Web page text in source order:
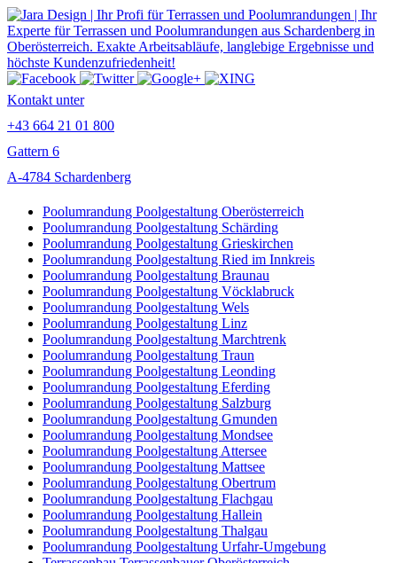
Kontakt unter
+43 664 21 01 800
Gattern 6
A-4784 Schardenberg
Poolumrandung Poolgestaltung Oberösterreich
Poolumrandung Poolgestaltung Schärding
Poolumrandung Poolgestaltung Grieskirchen
Poolumrandung Poolgestaltung Ried im Innkreis
Poolumrandung Poolgestaltung Braunau
Poolumrandung Poolgestaltung Vöcklabruck
Poolumrandung Poolgestaltung Wels
Poolumrandung Poolgestaltung Linz
Poolumrandung Poolgestaltung Marchtrenk
Poolumrandung Poolgestaltung Traun
Poolumrandung Poolgestaltung Leonding
Poolumrandung Poolgestaltung Eferding
Poolumrandung Poolgestaltung Salzburg
Poolumrandung Poolgestaltung Gmunden
Poolumrandung Poolgestaltung Mondsee
Poolumrandung Poolgestaltung Attersee
Poolumrandung Poolgestaltung Mattsee
Poolumrandung Poolgestaltung Obertrum
Poolumrandung Poolgestaltung Flachgau
Poolumrandung Poolgestaltung Hallein
Poolumrandung Poolgestaltung Thalgau
Poolumrandung Poolgestaltung Urfahr-Umgebung